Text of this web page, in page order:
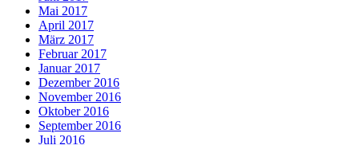
Mai 2017
April 2017
März 2017
Februar 2017
Januar 2017
Dezember 2016
November 2016
Oktober 2016
September 2016
Juli 2016